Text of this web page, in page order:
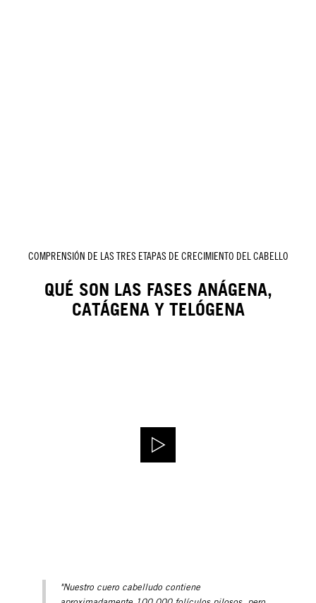
COMPRENSIÓN DE LAS TRES ETAPAS DE CRECIMIENTO DEL CABELLO
QUÉ SON LAS FASES ANÁGENA,
CATÁGENA Y TELÓGENA
"Nuestro cuero cabelludo contiene